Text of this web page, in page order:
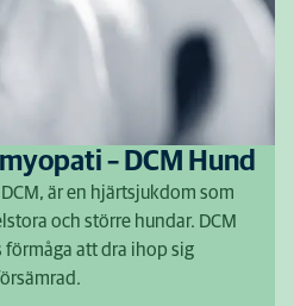
– DCM Hund
är en hjärtsjukdom som
och större hundar. DCM
att dra ihop sig